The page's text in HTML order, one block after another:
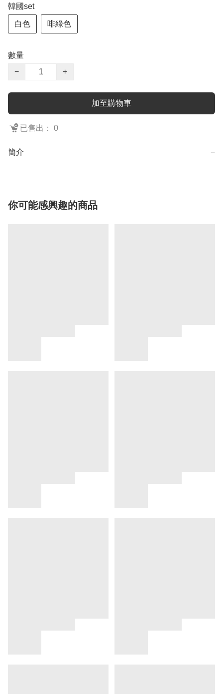
韓國set
白色 啡綠色
數量
−
+
加至購物車
已售出： 0
簡介 −
你可能感興趣的商品